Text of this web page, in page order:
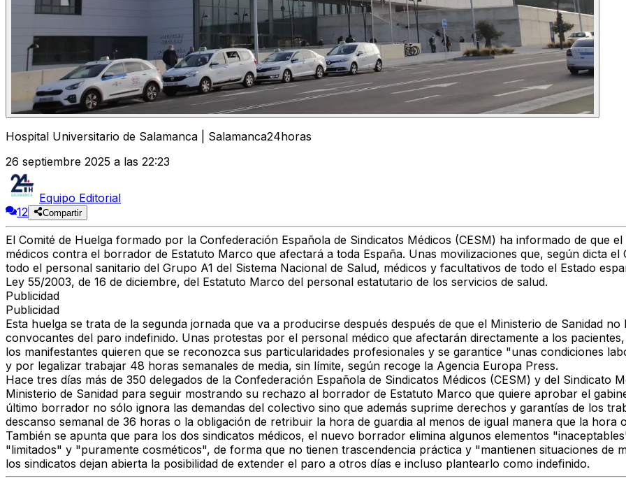
Hospital Universitario de Salamanca | Salamanca24horas
26 septiembre 2025 a las 22:23
Equipo Editorial
12
Compartir
El Comité de Huelga formado por la Confederación Española de Sindicatos Médicos (CESM) ha informado de que
médicos contra el borrador de Estatuto Marco que afectará a toda España. Unas movilizaciones que, según dicta el
todo el personal sanitario del Grupo A1 del Sistema Nacional de Salud, médicos y facultativos de todo el Estado
Ley 55/2003, de 16 de diciembre, del Estatuto Marco del personal estatutario de los servicios de salud.
Publicidad
Publicidad
Esta huelga se trata de la segunda jornada que va a producirse después después de que el Ministerio de Sanidad
convocantes del paro indefinido. Unas protestas por el personal médico que afectarán directamente a los
los manifestantes quieren que se reconozca sus particularidades profesionales y se garantice "unas condiciones
y por legalizar trabajar 48 horas semanales de media, sin límite, según recoge la Agencia Europa Press.
Hace tres días más de 350 delegados de la Confederación Española de Sindicatos Médicos (CESM) y del
Ministerio de Sanidad para seguir mostrando su rechazo al borrador de Estatuto Marco que quiere aprobar el
último borrador no sólo ignora las demandas del colectivo sino que además suprime derechos y garantías de los
descanso semanal de 36 horas o la obligación de retribuir la hora de guardia al menos de igual manera que la hora
También se apunta que para los dos sindicatos médicos, el nuevo borrador elimina algunos elementos
"limitados" y "puramente cosméticos", de forma que no tienen trascendencia práctica y "mantienen situaciones de
los sindicatos dejan abierta la posibilidad de extender el paro a otros días e incluso plantearlo como indefinido.